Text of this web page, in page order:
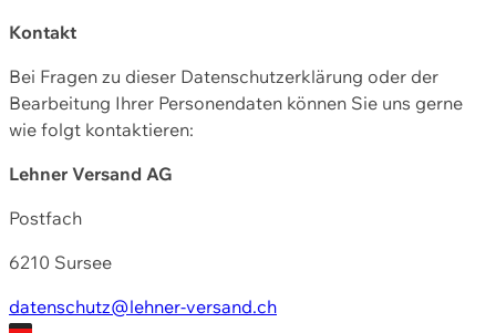
Kontakt
Bei Fragen zu dieser Datenschutzerklärung oder der
Bearbeitung Ihrer Personendaten können Sie uns gerne
wie folgt kontaktieren:
Lehner Versand AG
Postfach
6210 Sursee
datenschutz@lehner-versand.ch